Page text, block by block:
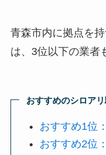
青森市内に拠点を
は、3位以下の業者
おすすめのシロア
おすすめ1位
おすすめ2位